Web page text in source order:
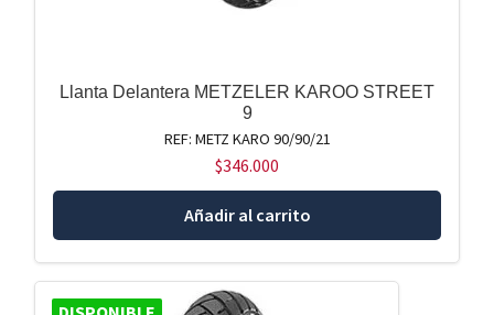
Llanta Delantera METZELER KAROO STREET
9
REF: METZ KARO 90/90/21
$346.000
Añadir al carrito